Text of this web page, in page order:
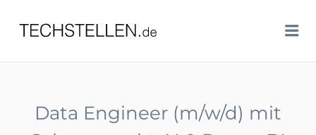
TECHSTELLEN.DE
Data Engineer (m/w/d) mit